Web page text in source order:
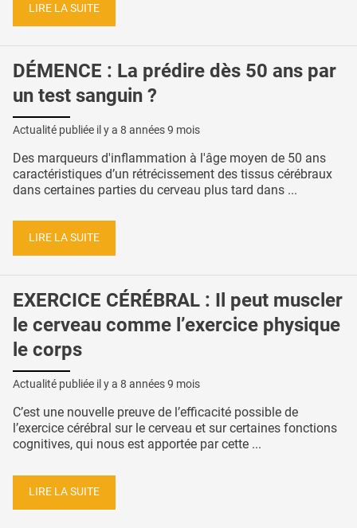
LIRE LA SUITE
DÉMENCE : La prédire dès 50 ans par
un test sanguin ?
Actualité publiée il y a 8 années 9 mois
Des marqueurs d'inflammation à l'âge moyen de 50 ans
caractéristiques d’un rétrécissement des tissus cérébraux
dans certaines parties du cerveau plus tard dans ...
LIRE LA SUITE
EXERCICE CÉRÉBRAL : Il peut muscler
le cerveau comme l’exercice physique
le corps
Actualité publiée il y a 8 années 9 mois
C’est une nouvelle preuve de l’efficacité possible de
l’exercice cérébral sur le cerveau et sur certaines fonctions
cognitives, qui nous est apportée par cette ...
LIRE LA SUITE